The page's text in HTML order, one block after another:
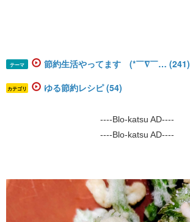
テーマ 節約生活やってます (*￣∇￣… (241)
カテゴリ ゆる節約レシピ (54)
----Blo-katsu AD----
----Blo-katsu AD----